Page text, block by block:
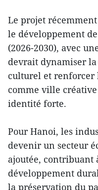
Le projet
le développement
(2026-2030), avec
devrait dynamiser
culturel et renforcer
comme ville
identité forte.
Pour Hanoi, les
devenir un secteur
ajoutée, contribuant
développement
la préservation du